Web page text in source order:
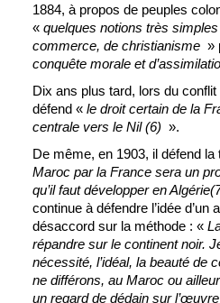
1884, à propos de peuples
« quelques notions très
commerce, de christianisme »
conquête morale et
Dix ans plus tard, lors du
défend « le droit certain de la
centrale vers le Nil (6) ».
De même, en 1903, il défend
Maroc par la France sera un
qu’il faut développer en
continue à défendre l’idée
désaccord sur la méthode : «
répandre sur le continent noir.
nécessité, l’idéal, la beauté de
ne différons, au Maroc ou
un regard de dédain sur